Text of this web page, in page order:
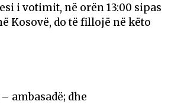
i votimit, në orën 13:00 sipas
Kosovë, do të fillojë në këto
ambasadë; dhe